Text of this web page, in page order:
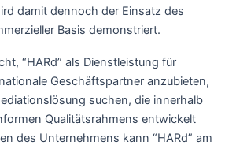
damit dennoch der Einsatz des
Basis demonstriert.
“HARd” als Dienstleistung für
Geschäftspartner anzubieten,
suchen, die innerhalb
Qualitätsrahmens entwickelt
des Unternehmens kann “HARd” am